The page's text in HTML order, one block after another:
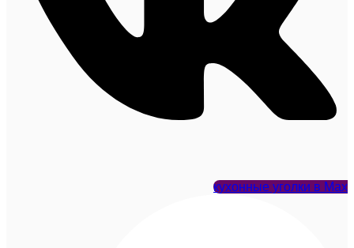
кухонные уголки в Max